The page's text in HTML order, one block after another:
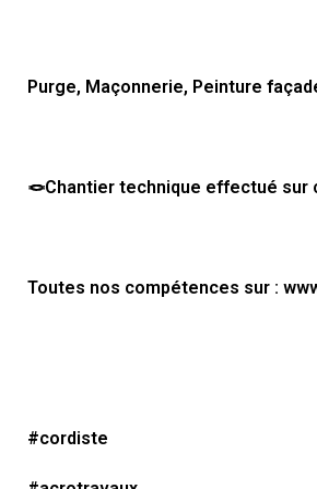
Purge, Maçonnerie, Peinture
🪢Chantier technique effectué sur
Toutes nos compétences sur :
#cordiste